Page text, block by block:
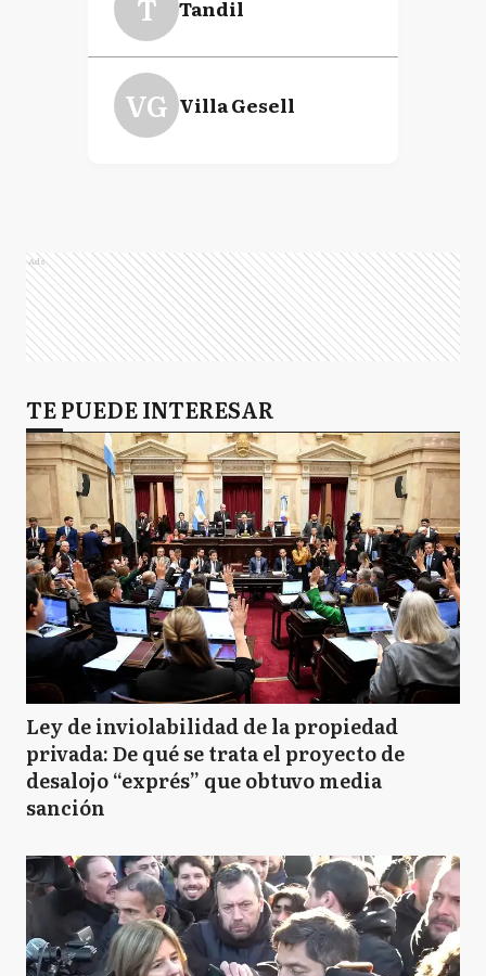
Tandil
VG Villa Gesell
Ads
TE PUEDE INTERESAR
Ley de inviolabilidad de la propiedad
privada: De qué se trata el proyecto de
desalojo “exprés” que obtuvo media
sanción